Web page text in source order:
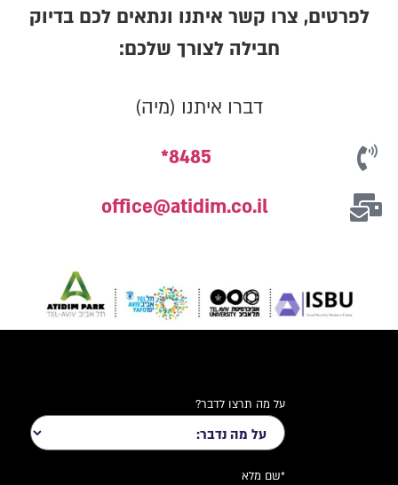
לפרטים, צרו קשר איתנו ונתאים לכם בדיוק
חבילה לצורך שלכם:
דברו איתנו (מיה)
8485*
office@atidim.co.il
על מה תרצו לדבר?
*שם מלא